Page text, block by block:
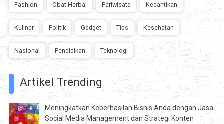
Fashion Obat Herbal Pariwisata Kecantikan
Kuliner Politik Gadget Tips Kesehatan
Nasional Pendidikan Teknologi
Artikel Trending
Meningkatkan Keberhasilan Bisnis Anda dengan Jasa
Social Media Management dan Strategi Konten